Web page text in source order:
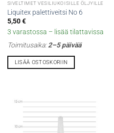
SIVELTIMET VESILIUKOISILLE ÖLJYILLE
Liquitex palettiveitsi No 6
5,50€
3 varastossa – lisää tilattavissa
Toimitusaika:2–5 päivää
LISÄÄ OSTOSKORIIN